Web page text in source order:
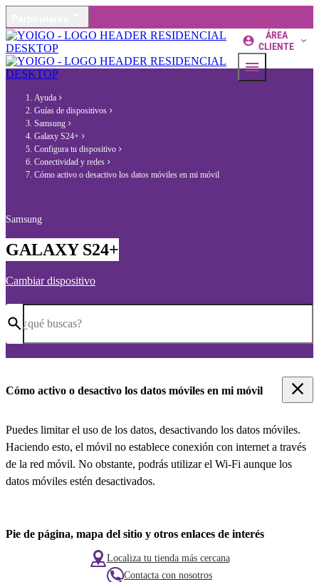
ÁREA
CLIENTE
Ayuda
Guías de dispositivos
Samsung
Galaxy S24+
Configura tu dispositivo
Conectividad y redes
Cómo activo o desactivo los datos móviles en mi móvil
Samsung
GALAXY S24+
Cambiar dispositivo
¿qué buscas?
Cómo activo o desactivo los datos móviles en mi móvil
Puedes limitar el uso de los datos, desactivando los datos móviles.
Haciendo esto, el móvil no establece conexión con internet a través
de la red móvil. No obstante, podrás utilizar el Wi-Fi aunque los
datos móviles estén desactivados.
Pie de página, mapa del sitio y otros enlaces de interés
Localiza tu tienda más cercana
Contacta con nosotros